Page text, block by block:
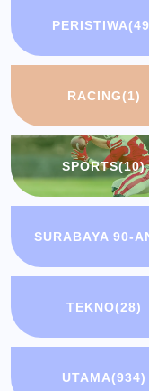
PERISTIWA
RACING(1)
SPORTS(10)
SURABAYA 90-
TEKNO(28)
UTAMA(934)